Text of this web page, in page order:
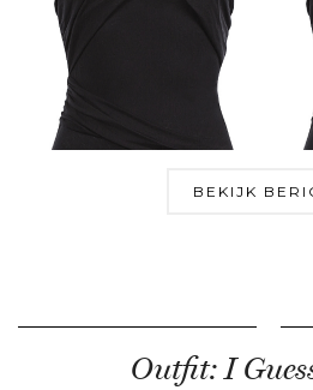
BEKIJK
Outfit: I